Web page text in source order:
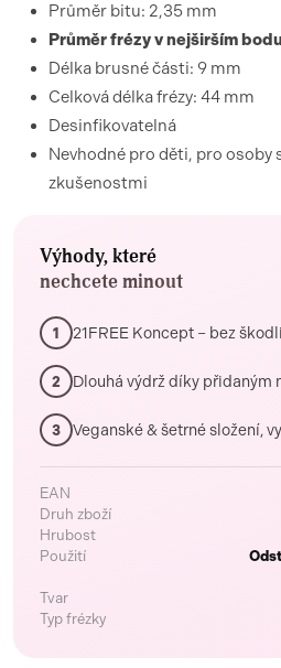
Průměr bitu: 2,35 mm
Průměr frézy v nejširším
Délka brusné části: 9 mm
Celková délka frézy: 44 mm
Desinfikovatelná
Nevhodné pro děti, pro osoby
zkušenostmi
Výhody, které
nechcete minout
1 21FREE Koncept – bez
2 Dlouhá výdrž díky přidaným
3 Veganské & šetrné složení,
EAN
Druh zboží
Hrubost
Použití
Tvar
Typ frézky